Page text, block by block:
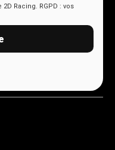
Racing. RGPD : vos